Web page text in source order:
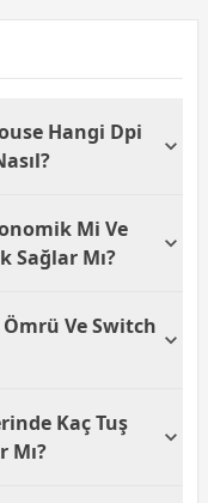
Hangi Dpi
ve oyun
ışık
sağlar.
Mi Ve
Sağlar Mı?
örgü kablo ve
bile
Ömrü Ve Switch
hızlı
performans
Kaç Tuş
Mı?